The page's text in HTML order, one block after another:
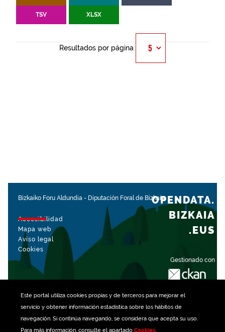
Este portal utiliza cookiespropias y de terceros para mejorar el
servicio y obtener información estadística sobre los hábitos de
navegación. Si continúa navegando, se considera que acepta su uso.
Para más información, consulte el apartado Cookies.
TSV XLSX
Resultados por página
Bizkaiko Foru Aldundia - Diputación Foral de Bizkaia
Accesibilidad
Mapa web
Aviso legal
Cookies
Gestionado con
OPENDATA.
BIZKAIA
.EUS